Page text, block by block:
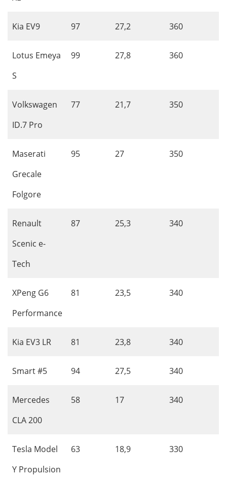
Kia EV9 97 27,2 360
Lotus Emeya
S
99 27,8 360
Volkswagen
ID.7 Pro
77 21,7 350
Maserati
Grecale
Folgore
95 27 350
Renault
Scenic e-
Tech
87 25,3 340
XPeng G6
Performance
81 23,5 340
Kia EV3 LR 81 23,8 340
Smart #5 94 27,5 340
Mercedes
CLA 200
58 17 340
Tesla Model
Y Propulsion
63 18,9 330